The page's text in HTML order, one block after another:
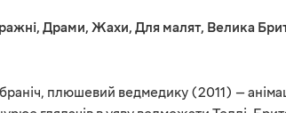
, Драми, Жахи, Для малят, Велика
плюшевий ведмедику (2011) —